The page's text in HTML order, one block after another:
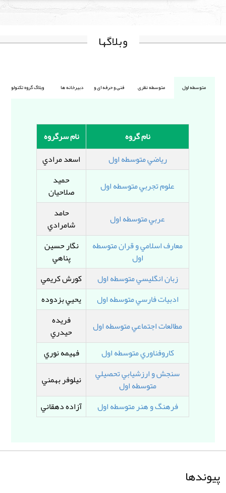
وبلاگها
نام گروه
نام سرگروه
رياضي متوسطه اول
اسعد مرادي
علوم تجربي متوسطه اول
حميد
صلاحيان
عربي متوسطه اول
حامد
شامرادي
معارف اسلامي و قران متوسطه
اول
نگار حسين
پناهي
زبان انگليسي متوسطه اول
کورش کريمي
ادبيات فارسي متوسطه اول
يحيي بزدوده
مطالعات اجتماعي متوسطه اول
فريده
حيدري
کاروفناوري متوسطه اول
فهيمه نوري
سنجش و ارزشيابي تحصيلي
متوسطه اول
نيلوفر بهمني
فرهنگ و هنر متوسطه اول
آزاده دهقاني
پیوندها